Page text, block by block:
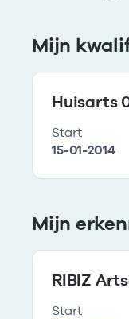
Mijn
Huisarts
Start
15-01-2014
Mijn
RIBIZ
Start